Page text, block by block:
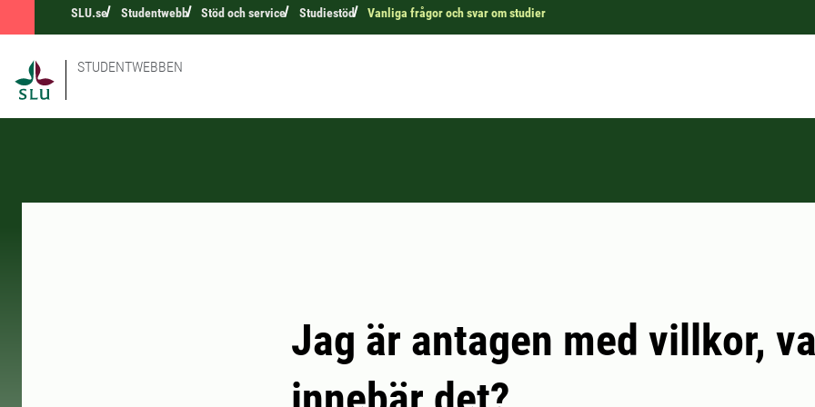
SLU.se Studentwebb Stöd och service Studiestöd Vanliga frågor och svar om studier
STUDENTWEBBEN
Jag är antagen med villkor,